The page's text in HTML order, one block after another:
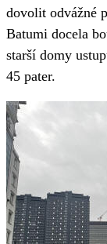
dovolit odvážné
Batumi docela
starší domy
45 pater.